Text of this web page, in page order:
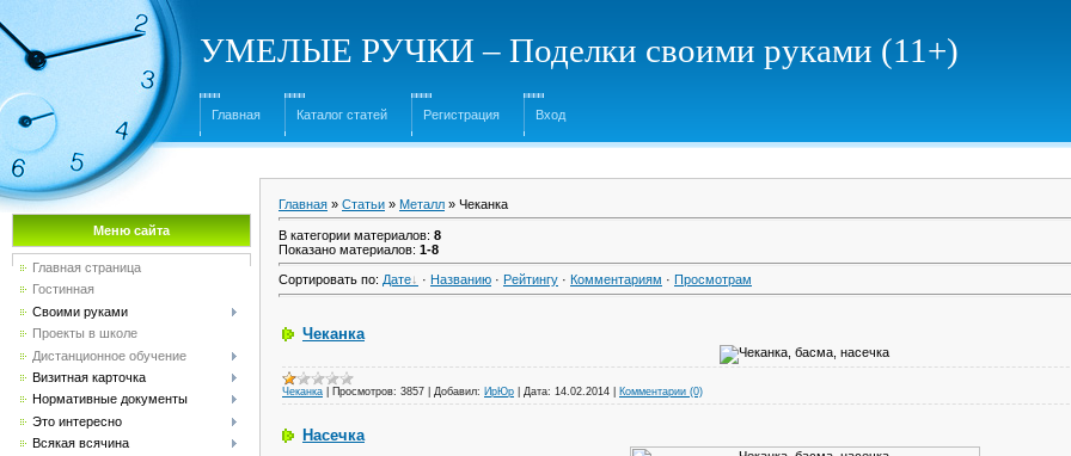
УМЕЛЫЕ РУЧКИ – Поделки своими руками (11+)
Главная Каталог статей Регистрация Вход
Меню сайта
Главная страница
Гостинная
Своими руками
Проекты в школе
Дистанционное обучение
Визитная карточка
Нормативные документы
Это интересно
Всякая всячина
Главная » Статьи » Металл » Чеканка
В категории материалов: 8
Показано материалов: 1-8
Сортировать по: Дате · Названию · Рейтингу · Комментариям · Просмотрам
Чеканка
Чеканка Просмотров: 3857 Добавил: ИрЮр Дата: 14.02.2014 Комментарии (0)
Насечка